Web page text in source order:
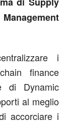
i
finance
di Dynamic
al meglio
accorciare i